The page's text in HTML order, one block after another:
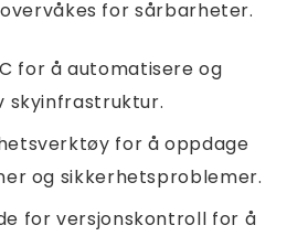
for sårbarheter.
for å automatisere og
skyinfrastruktur.
for å oppdage
og sikkerhetsproblemer.
for versjonskontroll for å